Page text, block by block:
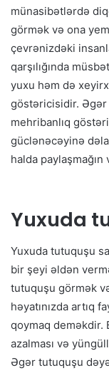
münasibətlərdə
görmək və ona
çevrənizdəki
qarşılığında
yuxu həm də
göstəricisidir. Əgər
mehribanlıq
güclənəcəyinə
halda paylaşmağın
Yuxuda
Yuxuda tutuquşu
bir şeyi əldən
tutuquşu görmək
həyatınızda artıq
qoymaq deməkdir.
azalması və
Əgər tutuquşu